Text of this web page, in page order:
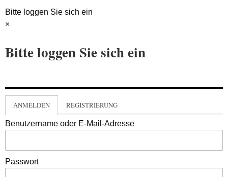
Bitte loggen Sie sich ein
×
Bitte loggen Sie sich ein
ANMELDEN REGISTRIERUNG
Benutzername oder E-Mail-Adresse
Passwort